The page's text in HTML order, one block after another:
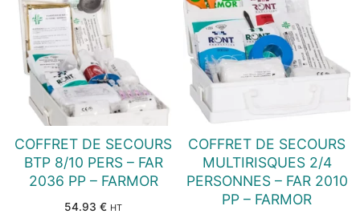
COFFRET DE SECOURS
BTP 8/10 PERS – FAR
2036 PP – FARMOR
54.93 € HT
COFFRET DE SECOURS
MULTIRISQUES 2/4
PERSONNES – FAR 2010
PP – FARMOR